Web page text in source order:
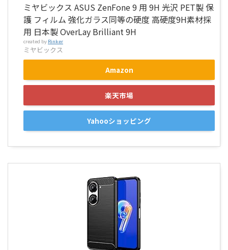
ミヤビックス ASUS ZenFone 9 用 9H 光沢 PET製 保
護 フィルム 強化ガラス同等の硬度 高硬度9H素材採
用 日本製 OverLay Brilliant 9H
created by Rinker
ミヤビックス
Amazon
楽天市場
Yahooショッピング